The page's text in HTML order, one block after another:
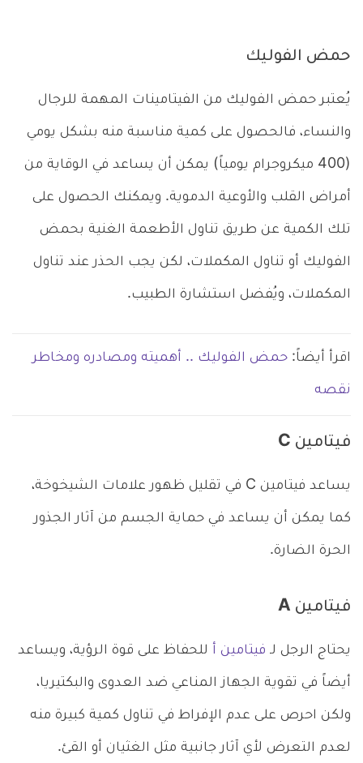
حمض الفوليك
يُعتبر حمض الفوليك من الفيتامينات المهمة للرجال
والنساء، فالحصول على كمية مناسبة منه بشكل يومي
(400 ميكروجرام يومياً) يمكن أن يساعد في الوقاية من
أمراض القلب والأوعية الدموية. ويمكنك الحصول على
تلك الكمية عن طريق تناول الأطعمة الغنية بحمض
الفوليك أو تناول المكملات، لكن يجب الحذر عند تناول
المكملات، ويُفضل استشارة الطبيب.
اقرأ أيضاً: حمض الفوليك .. أهميته ومصادره ومخاطر
نقصه
فيتامين C
يساعد فيتامين C في تقليل ظهور علامات الشيخوخة،
كما يمكن أن يساعد في حماية الجسم من آثار الجذور
الحرة الضارة.
فيتامين A
يحتاج الرجل لـ فيتامين أ للحفاظ على قوة الرؤية، ويساعد
أيضاً في تقوية الجهاز المناعي ضد العدوى والبكتيريا،
ولكن احرص على عدم الإفراط في تناول كمية كبيرة منه
لعدم التعرض لأي آثار جانبية مثل الغثيان أو القئ.